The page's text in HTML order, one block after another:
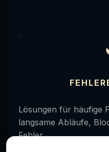
Lösungen für häufige
langsame Abläufe,
Fehler.